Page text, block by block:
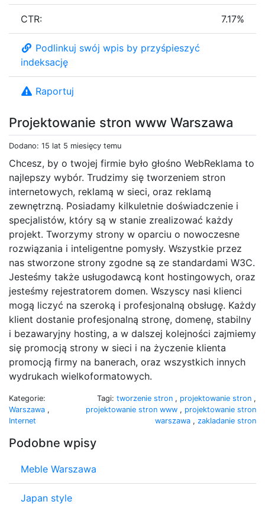
Projektowanie stron www Warszawa
Dodano: 15 lat 5 miesięcy temu
Chcesz, by o twojej firmie było głośno WebReklama to
najlepszy wybór. Trudzimy się tworzeniem stron
internetowych, reklamą w sieci, oraz reklamą
zewnętrzną. Posiadamy kilkuletnie doświadczenie i
specjalistów, który są w stanie zrealizować każdy
projekt. Tworzymy strony w oparciu o nowoczesne
rozwiązania i inteligentne pomysły. Wszystkie przez
nas stworzone strony zgodne są ze standardami W3C.
Jesteśmy także usługodawcą kont hostingowych, oraz
jesteśmy rejestratorem domen. Wszyscy nasi klienci
mogą liczyć na szeroką i profesjonalną obsługę. Każdy
klient dostanie profesjonalną stronę, domenę, stabilny
i bezawaryjny hosting, a w dalszej kolejności zajmiemy
się promocją strony w sieci i na życzenie klienta
promocją firmy na banerach, oraz wszystkich innych
wydrukach wielkoformatowych.
Kategorie:
Warszawa ,
Internet
Tagi: tworzenie stron , projektowanie stron ,
projektowanie stron www , projektowanie stron
warszawa , zakladanie stron
Podobne wpisy
Meble Warszawa
Japan style
CTR: 7.17%
Podlinkuj swój wpis by przyśpieszyć
indeksację
Raportuj